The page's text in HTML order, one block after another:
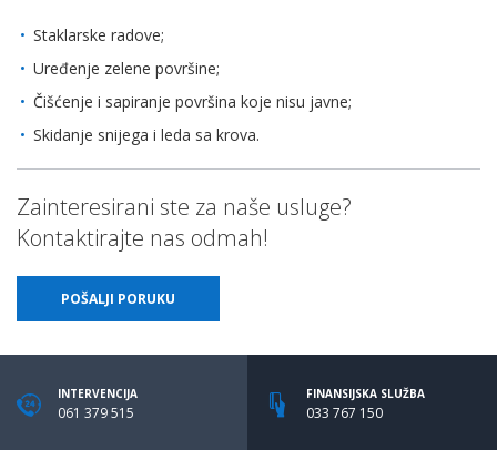
Staklarske radove;
Uređenje zelene površine;
Čišćenje i sapiranje površina koje nisu javne;
Skidanje snijega i leda sa krova.
Zainteresirani ste za naše usluge?
Kontaktirajte nas odmah!
POŠALJI PORUKU
INTERVENCIJA
061 379 515
FINANSIJSKA SLUŽBA
033 767 150